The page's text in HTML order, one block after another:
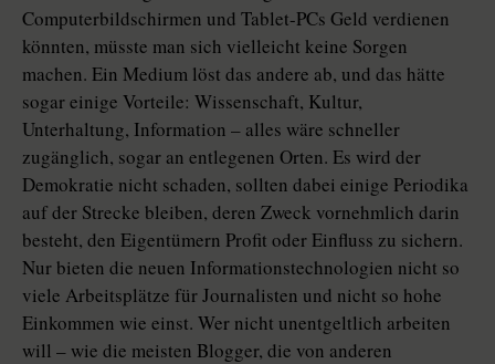
Computerbildschirmen und Tablet-PCs Geld verdienen
könnten, müsste man sich vielleicht keine Sorgen
machen. Ein Medium löst das andere ab, und das hätte
sogar einige Vorteile: Wissenschaft, Kultur,
Unterhaltung, Information – alles wäre schneller
zugänglich, sogar an entlegenen Orten. Es wird der
Demokratie nicht schaden, sollten dabei einige Periodika
auf der Strecke bleiben, deren Zweck vornehmlich darin
besteht, den Eigentümern Profit oder Einfluss zu sichern.
Nur bieten die neuen Informationstechnologien nicht so
viele Arbeitsplätze für Journalisten und nicht so hohe
Einkommen wie einst. Wer nicht unentgeltlich arbeiten
will – wie die meisten Blogger, die von anderen